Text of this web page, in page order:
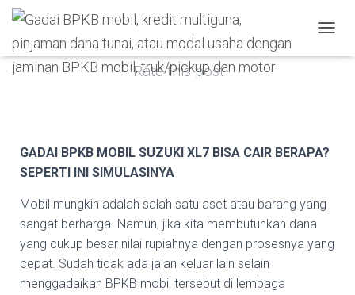
January 26, 2024
Rate this post
GADAI BPKB MOBIL SUZUKI XL7 BISA CAIR BERAPA?
SEPERTI INI SIMULASINYA
Mobil mungkin adalah salah satu aset atau barang yang
sangat berharga. Namun, jika kita membutuhkan dana
yang cukup besar nilai rupiahnya dengan prosesnya yang
cepat. Sudah tidak ada jalan keluar lain selain
menggadaikan BPKB mobil tersebut di lembaga